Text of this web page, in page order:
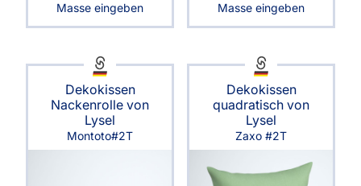
Masse eingeben Masse eingeben
Dekokissen
Nackenrolle von
Lysel
Montoto#2T
Dekokissen
quadratisch von
Lysel
Zaxo #2T